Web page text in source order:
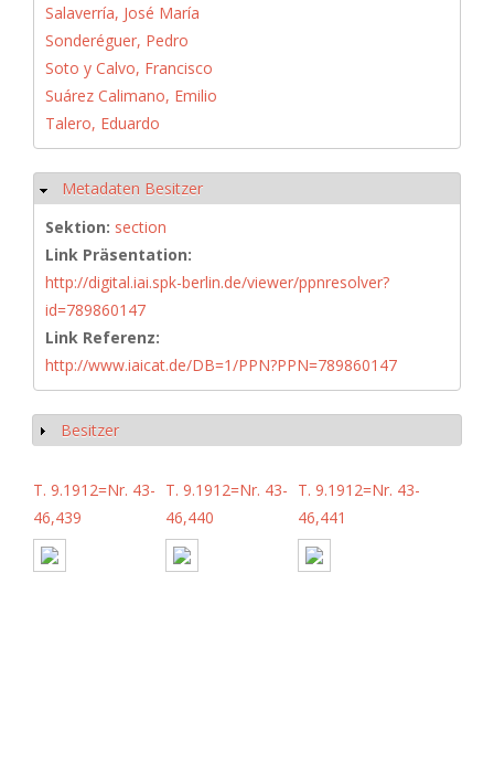
Salaverría, José María
Sonderéguer, Pedro
Soto y Calvo, Francisco
Suárez Calimano, Emilio
Talero, Eduardo
Ausblenden
Metadaten Besitzer
Sektion: section
Link Präsentation:
http://digital.iai.spk-berlin.de/viewer/ppnresolver?
id=789860147
Link Referenz:
http://www.iaicat.de/DB=1/PPN?PPN=789860147
Anzeigen
Besitzer
T. 9.1912=Nr. 43-
46,439
T. 9.1912=Nr. 43-
46,440
T. 9.1912=Nr. 43-
46,441